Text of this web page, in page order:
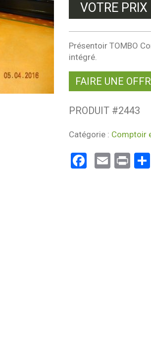
VOTRE PRIX
Présentoir TOMBO
intégré.
FAIRE UNE
PRODUIT #2443
Catégorie : Comptoir
Facebook
Email